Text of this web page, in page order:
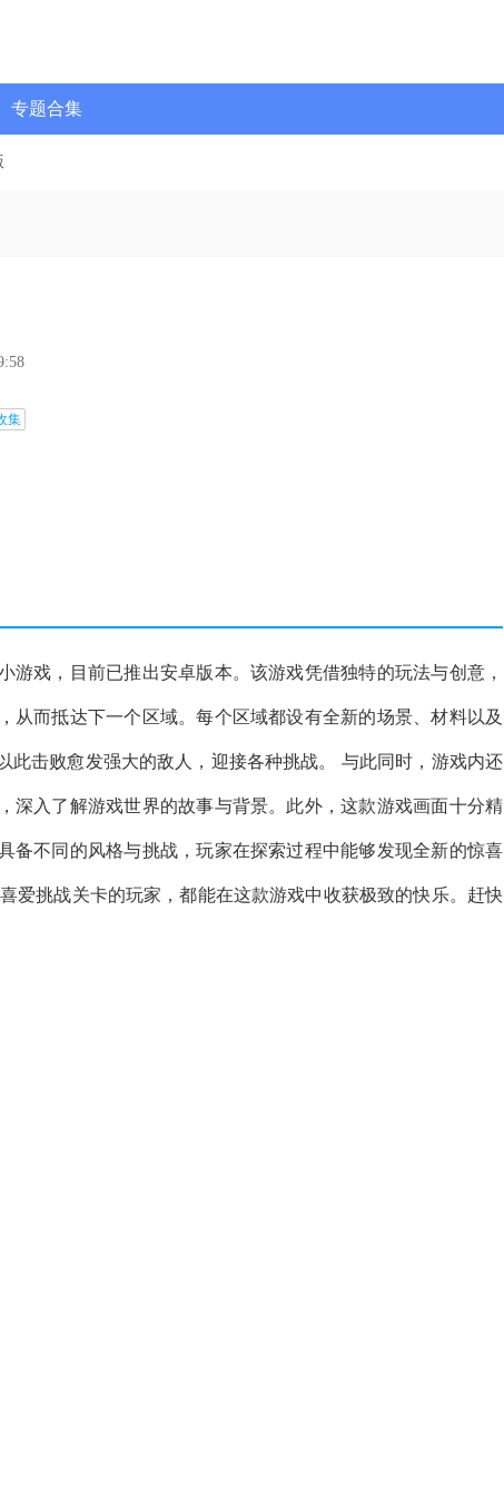
专题合集
集
戏，目前已推出安卓版本。该游戏凭借独特的玩法与创意，
从而抵达下一个区域。每个区域都设有全新的场景、材料以及
击败愈发强大的敌人，迎接各种挑战。 与此同时，游戏内还
深入了解游戏世界的故事与背景。此外，这款游戏画面十分精
备不同的风格与挑战，玩家在探索过程中能够发现全新的惊喜
爱挑战关卡的玩家，都能在这款游戏中收获极致的快乐。赶快